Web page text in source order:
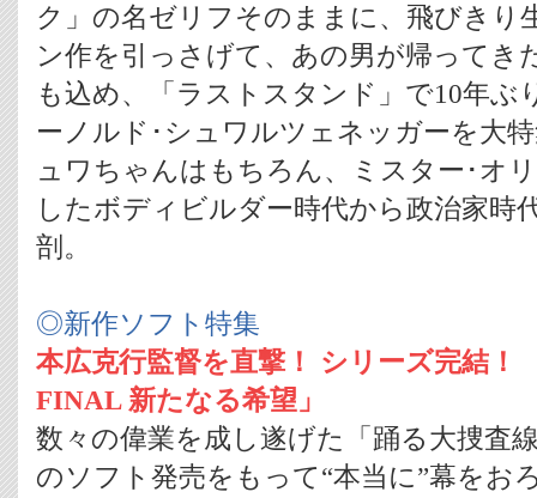
ク」の名ゼリフそのままに、飛びきり
ン作を引っさげて、あの男が帰ってき
も込め、「ラストスタンド」で10年ぶ
ーノルド･シュワルツェネッガーを大
ュワちゃんはもちろん、ミスター･オ
したボディビルダー時代から政治家時
剖。
◎新作ソフト特集
本広克行監督を直撃！ シリーズ完結！
FINAL 新たなる希望」
数々の偉業を成し遂げた「踊る大捜査
のソフト発売をもって“本当に”幕を